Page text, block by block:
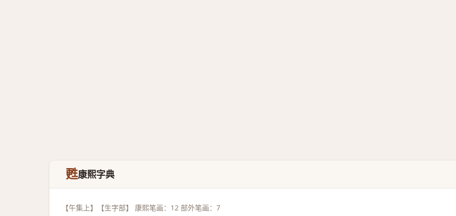
甦康熙字典
【午集上】【生字部】 康熙笔画：12 部外笔画：7